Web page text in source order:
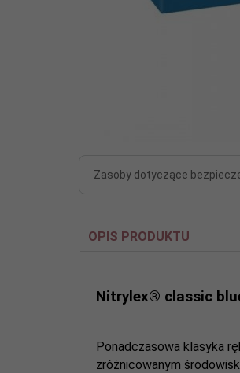
Zasoby dotyczące
OPIS PRODUKTU
Nitrylex® classic
Ponadczasowa klasyka
zróżnicowanym